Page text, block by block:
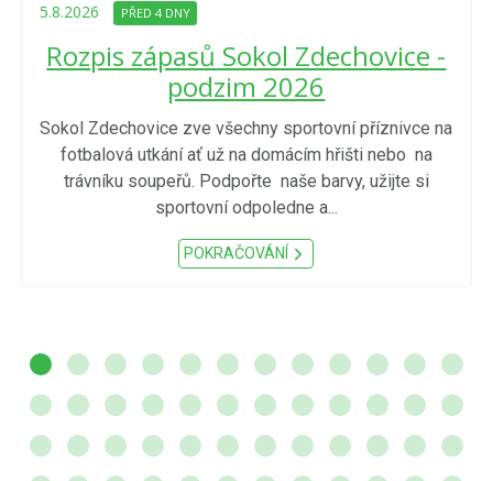
5.8.2026 PŘED 4 DNY
Rozpis zápasů Sokol Zdechovice -
podzim 2026
Sokol Zdechovice zve všechny sportovní příznivce na
fotbalová utkání ať už na domácím hřišti nebo na
trávníku soupeřů. Podpořte naše barvy, užijte si
sportovní odpoledne a...
POKRAČOVÁNÍ